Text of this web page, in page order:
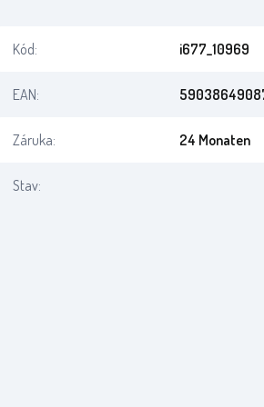
Kód: i677_10969
EAN:
Záruka: 24 Monaten
Stav: